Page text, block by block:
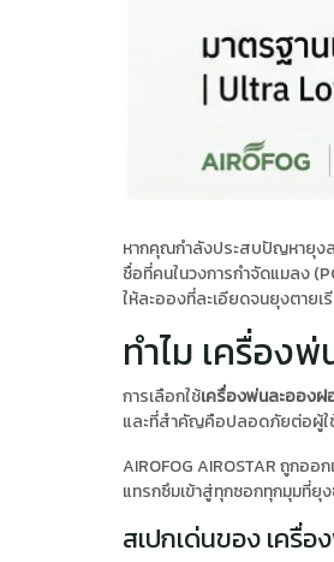
หากคุณกำลังประสบปัญหายุง
ชื่อที่คนในวงการกำจัดแมลง
ให้ละอองที่ละเอียดจนยุงตายเ
ทำไม เครื่อง
การเลือกใช้เครื่องพ่นละอองฝ
และที่สำคัญคือปลอดภัยต่อผู้ใ
AIROFOG AIROSTAR ถูกออ
แทรกซึมเข้าสู่ทุกซอกทุกมุมที่ยุ
สเปกเด่นของ เครื่